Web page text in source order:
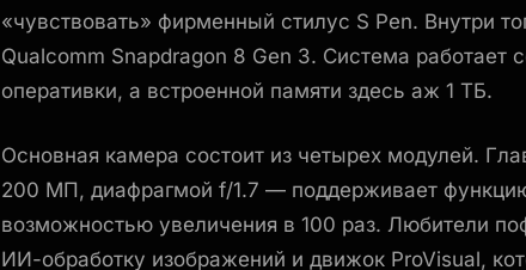
«чувствовать» фирменный стилус S Pen. Внутри
Qualcomm Snapdragon 8 Gen 3. Система работает
оперативки, а встроенной памяти здесь аж 1 ТБ.
Основная камера состоит из четырех модулей.
200 МП, диафрагмой f/1.7 — поддерживает
возможностью увеличения в 100 раз. Любители
ИИ-обработку изображений и движок ProVisual,